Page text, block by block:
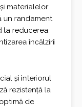
materialelor
un randament
la reducerea
încălzirii
și interiorul
rezistență la
de